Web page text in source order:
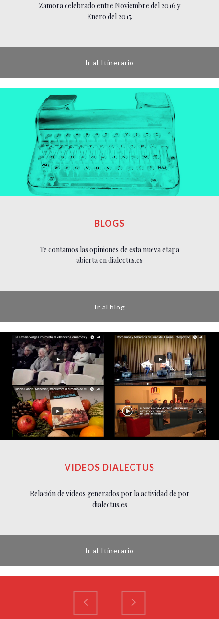
Zamora celebrado entre Noviembre del 2016 y
Enero del 2017.
Ir al Itinerario
BLOGS
Te contamos las opiniones de esta nueva etapa
abierta en dialectus.es
Ir al blog
VIDEOS DIALECTUS
Relación de vídeos generados por la actividad de por
dialectus.es
Ir al Itinerario